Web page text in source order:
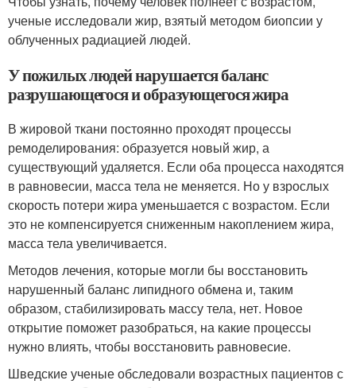
ученые исследовали жир, взятый методом биопсии у
облученных радиацией людей.
У пожилых людей нарушается баланс
разрушающегося и образующегося жира
В жировой ткани постоянно проходят процессы
ремоделирования: образуется новый жир, а
существующий удаляется. Если оба процесса находятся
в равновесии, масса тела не меняется. Но у взрослых
скорость потери жира уменьшается с возрастом. Если
это не компенсируется сниженным накоплением жира,
масса тела увеличивается.
Методов лечения, которые могли бы восстановить
нарушенный баланс липидного обмена и, таким
образом, стабилизировать массу тела, нет. Новое
открытие поможет разобраться, на какие процессы
нужно влиять, чтобы восстановить равновесие.
Шведские ученые обследовали возрастных пациентов с